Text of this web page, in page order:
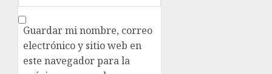
Guardar mi nombre, correo
electrónico y sitio web en
este navegador para la